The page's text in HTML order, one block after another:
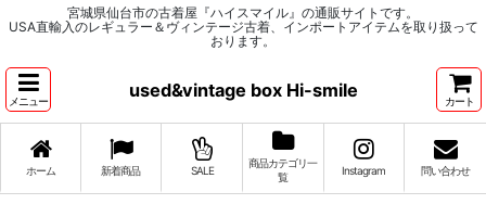
宮城県仙台市の古着屋『ハイスマイル』の通販サイトです。
USA直輸入のレギュラー＆ヴィンテージ古着、インポートアイテムを取り扱って
おります。
メニュー
used&vintage box Hi-smile
カート
ホーム 新着商品 SALE
商品カテゴリ一
覧
Instagram 問い合わせ